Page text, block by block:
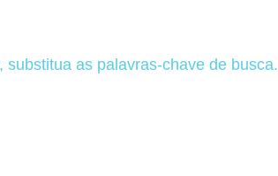
as palavras-chave de busca.